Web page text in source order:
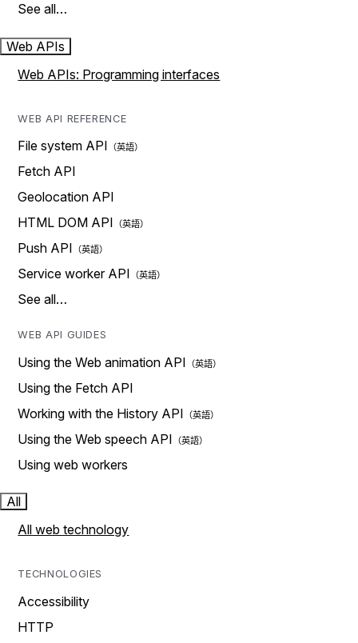
See all…
Web APIs
Web APIs: Programming interfaces
WEB API REFERENCE
File system API
Fetch API
Geolocation API
HTML DOM API
Push API
Service worker API
See all…
WEB API GUIDES
Using the Web animation API
Using the Fetch API
Working with the History API
Using the Web speech API
Using web workers
All
All web technology
TECHNOLOGIES
Accessibility
HTTP